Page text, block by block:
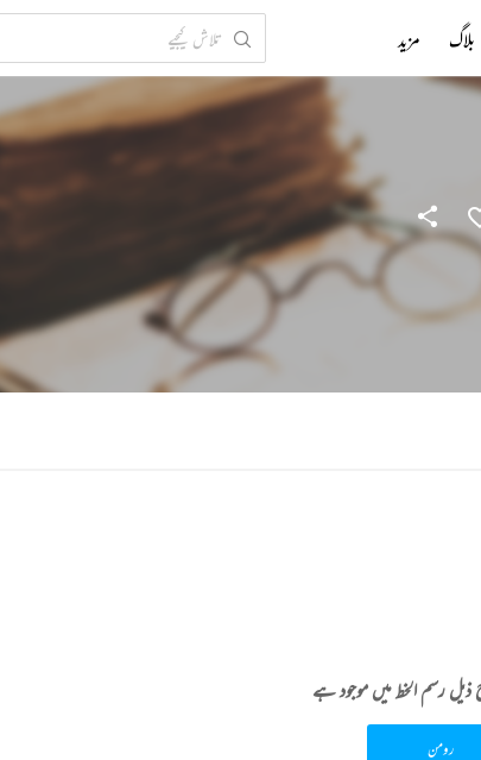
ذیل رسم الخط میں موجود ہے
رومن
بلاگ مزید